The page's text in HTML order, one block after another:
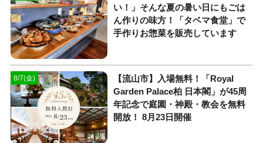
い！」そんな夏の暑い日にもごは
ん作りの味方！「タベマ食堂」で
手作りお惣菜を販売しています
8/7(金)
【流山市】入場無料！「Royal
Garden Palace柏 日本閣」が45周
年記念で庭園・神殿・教会を無料
開放！ 8月23日開催